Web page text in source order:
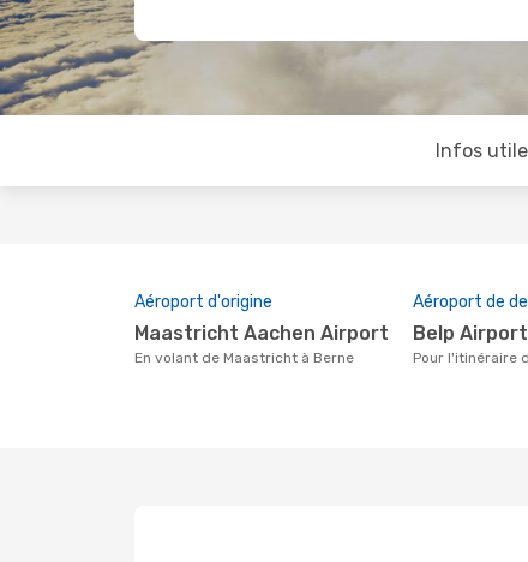
Infos
Aéroport d'origine
Maastricht Aachen Airport
En volant de Maastricht à Berne
Aéroport de
Belp Airport
Pour l'itinéraire